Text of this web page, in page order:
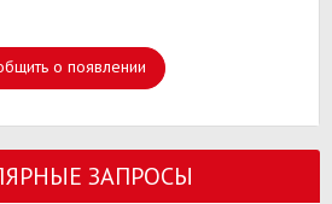
о появлении
ЗАПРОСЫ